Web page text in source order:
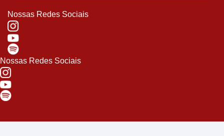
Nossas Redes Sociais
Nossas Redes Sociais